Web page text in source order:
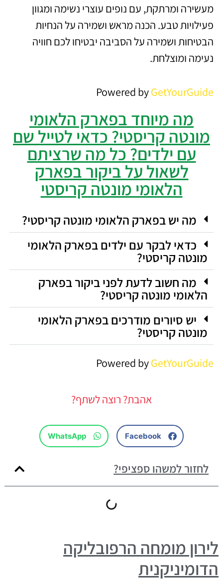
מעשירה ומרתקת, עם נופים עוצרי נשימה ומגוון
פעילויות טבע. הכנה מראש ושמירה על הנחיות
הבטיחות ושמירה על הסביבה יבטיחו לכם חוויה
נעימה ומוצלחת.
Powered byGetYourGuide
מה מיוחד בפארק הלאומי
מונטה קריסטי? כדאי לטייל שם
עם ילדים? כל מה שרציתם
לשאול על ביקור בפארק
הלאומי מונטה קריסטי
מה יש בפארק הלאומי מונטה קריסטי?
כדאי לבקר עם ילדים בפארק הלאומי
מונטה קריסטי?
מה חשוב לדעת לפני ביקור בפארק
הלאומי מונטה קריסטי?
יש סיורים מודרכים בפארק הלאומי
מונטה קריסטי?
Powered byGetYourGuide
אהבת? רוצה לשתף?
Facebook
WhatsApp
לחזור למשהו ספציפי?
לירון מומחה הרפובליקה
הדומיניקנית